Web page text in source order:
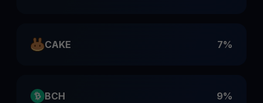
CAKE 7%
BCH 9%